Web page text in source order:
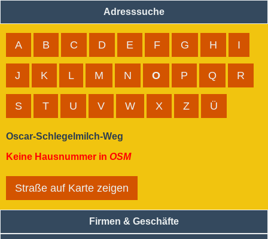
Adresssuche
A B C D E F G H I
J K L M N O P Q R
S T U V W X Z Ü
Oscar-Schlegelmilch-Weg
Keine Hausnummer in OSM
Straße auf Karte zeigen
Firmen & Geschäfte